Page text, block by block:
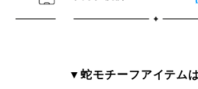
▼蛇モチーフアイテム